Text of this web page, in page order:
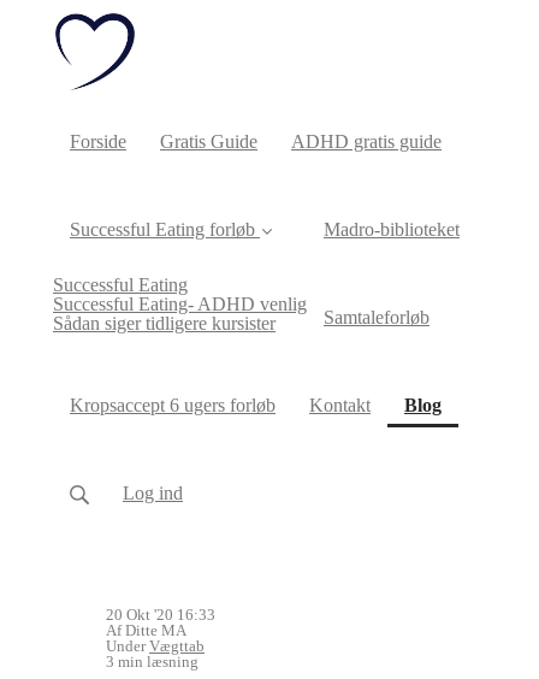
Forside Gratis Guide ADHD gratis guide
Successful Eating forløb
Successful Eating
Successful Eating- ADHD venlig
Sådan siger tidligere kursister
Madro-biblioteket
Samtaleforløb
Kropsaccept 6 ugers forløb Kontakt Blog(current)
Log ind
20 Okt '20 16:33
Af Ditte MA
UnderVægttab
3 min læsning